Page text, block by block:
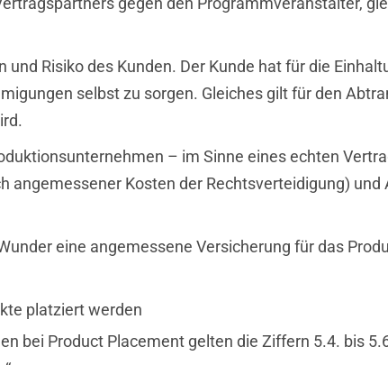
Risiko des Kunden. Der Kunde hat für die
selbst zu sorgen. Gleiches gilt für den
– im Sinne eines echten
angemessener Kosten der Rechtsverteidigung)
eine angemessene Versicherung für das
platziert werden
bei Product Placement gelten die Ziffern 5.4. bis